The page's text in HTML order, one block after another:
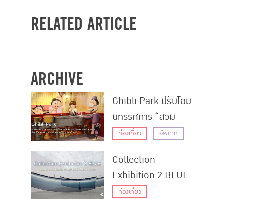
RELATED ARTICLE
ARCHIVE
Ghibli Park ปรับโฉม
นิทรรศการ “สวม
บทบาทฉากดังจาก
ฉากใหม่จาก 4 เรื่อง
ท่องเที่ยว อัพเดท
Collection
Exhibition 2 BLUE :
ชมนิทรรศการศิลปะธีมสี
ท่องเที่ยว